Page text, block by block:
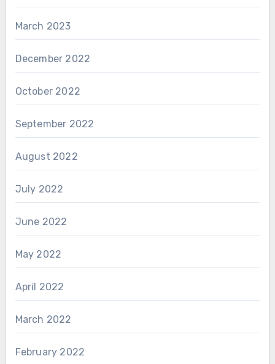
March 2023
December 2022
October 2022
September 2022
August 2022
July 2022
June 2022
May 2022
April 2022
March 2022
February 2022